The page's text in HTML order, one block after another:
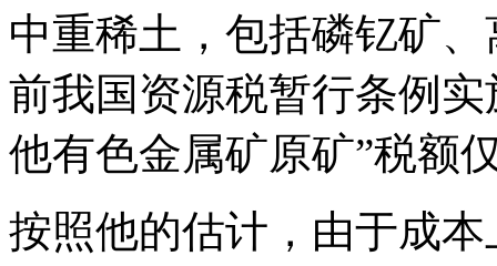
中重稀土，包括磷钇矿
前我国资源税暂行条例
他有色金属矿原矿”税额
按照他的估计，由于成